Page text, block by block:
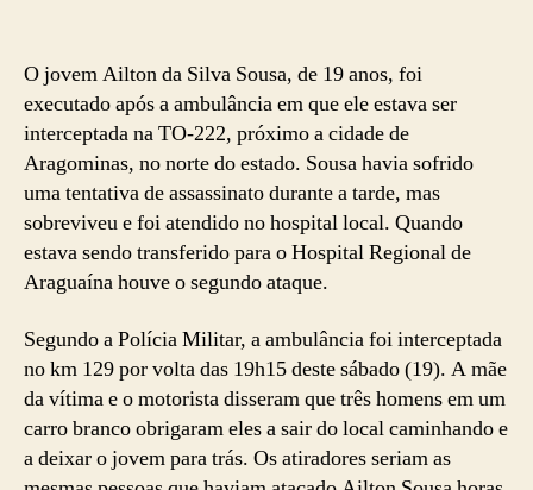
O jovem Ailton da Silva Sousa, de 19 anos, foi
executado após a ambulância em que ele estava ser
interceptada na TO-222, próximo a cidade de
Aragominas, no norte do estado. Sousa havia sofrido
uma tentativa de assassinato durante a tarde, mas
sobreviveu e foi atendido no hospital local. Quando
estava sendo transferido para o Hospital Regional de
Araguaína houve o segundo ataque.
Segundo a Polícia Militar, a ambulância foi interceptada
no km 129 por volta das 19h15 deste sábado (19). A mãe
da vítima e o motorista disseram que três homens em um
carro branco obrigaram eles a sair do local caminhando e
a deixar o jovem para trás. Os atiradores seriam as